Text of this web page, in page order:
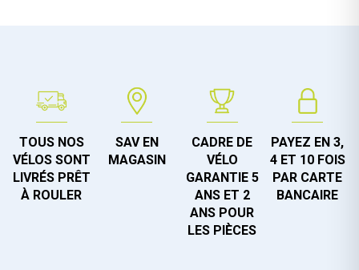
TOUS NOS
VÉLOS SONT
LIVRÉS PRÊT
À ROULER
SAV EN
MAGASIN
CADRE DE
VÉLO
GARANTIE 5
ANS ET 2
ANS POUR
LES PIÈCES
PAYEZ EN 3,
4 ET 10 FOIS
PAR CARTE
BANCAIRE